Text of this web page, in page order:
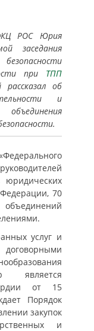
РОС Юрия
заседания
при ТПП
об
и
юридических
70
услуг и
является
от 15
Порядок
закупок
и